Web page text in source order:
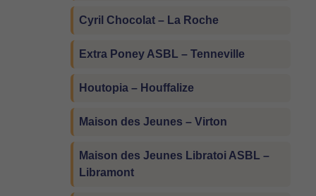
Cyril Chocolat – La Roche
Extra Poney ASBL – Tenneville
Houtopia – Houffalize
Maison des Jeunes – Virton
Maison des Jeunes Libratoi ASBL –
Libramont